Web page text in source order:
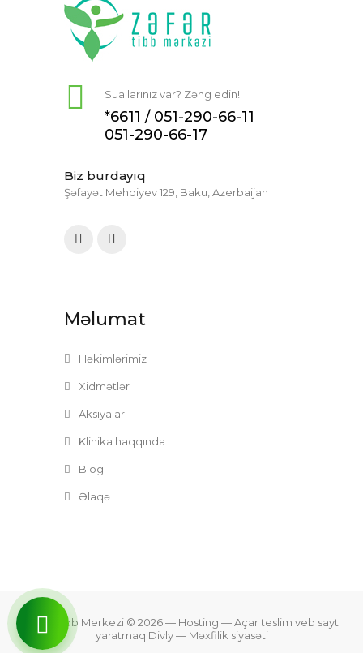
Suallarınız var? Zəng edin!
*6611 / 051-290-66-11
051-290-66-17
Biz burdayıq
Şəfayət Mehdiyev 129, Baku, Azerbaijan
Məlumat
Həkimlərimiz
Xidmətlər
Aksiyalar
Klinika haqqında
Blog
Əlaqə
Zefer Tibb Merkezi © 2026— Hosting —Açar teslim veb sayt
yaratmaq Divly— Məxfilik siyasəti